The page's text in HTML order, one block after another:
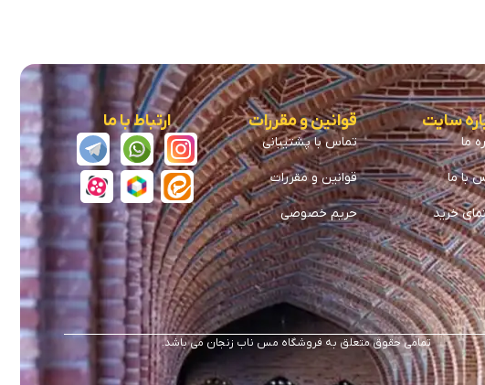
سایت
ما
با ما
خرید
قوانین و مقررات
تماس با پشتیبانی
قوانین و مقررات
حریم خصوصی
ارتباط با ما
تمامی حقوق متعلق به فروشگاه مس ناب زنجان می باشد.